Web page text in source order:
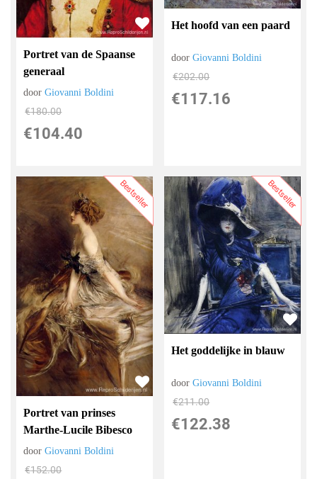
Portret van de Spaanse
generaal
doorGiovanni Boldini
€180.00
€104.40
Het hoofd van een paard
doorGiovanni Boldini
€202.00
€117.16
Bestseller
Portret van prinses
Marthe-Lucile Bibesco
doorGiovanni Boldini
€152.00
Bestseller
Het goddelijke in blauw
doorGiovanni Boldini
€211.00
€122.38